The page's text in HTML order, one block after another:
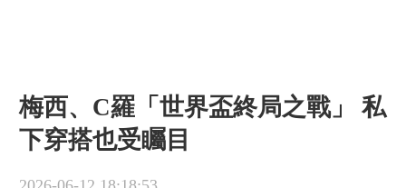
梅西、C羅「世界盃終局之戰」 私
下穿搭也受矚目